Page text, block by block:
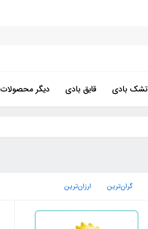
تشک بادی قایق بادی دیگر محصولات
گران‌ترین ارزان‌ترین